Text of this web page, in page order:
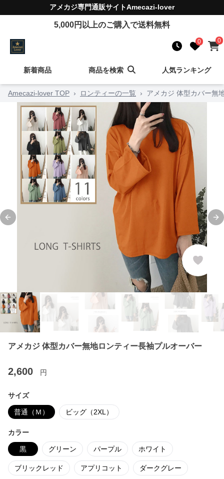
アメカジ専門通販サイトAmecazi-lover
5,000円以上のご購入で送料無料
0 0
新着商品 商品を検索 人気ランキング
Amecazi-lover TOP › ロンティーの一覧 › アメカジ 体型カバー無
Previous slide
アメカジ 体型カバー無地ロンティー長袖プルオーバー
2,600 円
サイズ
普通（Ｍ） ビッグ（2XL）
カラー
黒 グリーン パープル ホワイト
ブリックレッド アプリコット ダークグレー